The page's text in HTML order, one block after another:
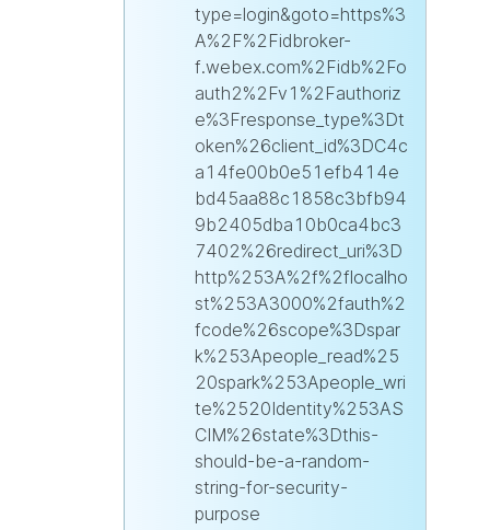
type=login&goto=https%3
A%2F%2Fidbroker-
f.webex.com%2Fidb%2Fo
auth2%2Fv1%2Fauthoriz
e%3Fresponse_type%3Dt
oken%26client_id%3DC4c
a14fe00b0e51efb414e
bd45aa88c1858c3bfb94
9b2405dba10b0ca4bc3
7402%26redirect_uri%3D
http%253A%2f%2flocalho
st%253A3000%2fauth%2
fcode%26scope%3Dspar
k%253Apeople_read%25
20spark%253Apeople_wri
te%2520Identity%253AS
CIM%26state%3Dthis-
should-be-a-random-
string-for-security-
purpose